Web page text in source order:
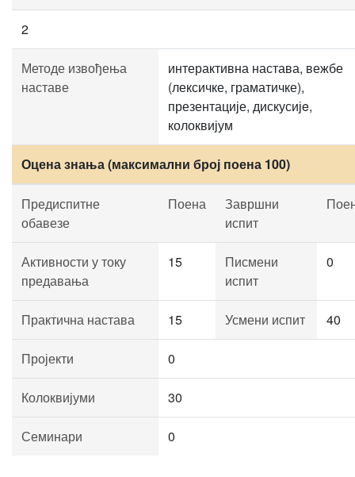
2
Методе извођења
наставе
интерактивна настава, вежбе
(лексичке, граматичке),
презентације, дискусијe,
колоквијум
Оцена знања (максимални број поена 100)
Предиспитне
обавезе
Поена
Завршни
испит
Активности у току
предавања
15
Писмени
испит
0
Практична настава 15 Усмени испит 40
Пројекти 0
Колоквијуми 30
Семинари 0